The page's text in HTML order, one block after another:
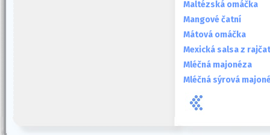
Maltézská omáčka
Mangové čatní
Mátová omáčka
Mexická salsa z rajčat
Mléčná majonéza
Mléčná sýrová